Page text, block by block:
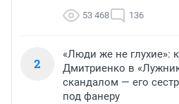
53 468 136
2
«Люди же не глухие»:
Дмитриенко в
скандалом — его
под фанеру